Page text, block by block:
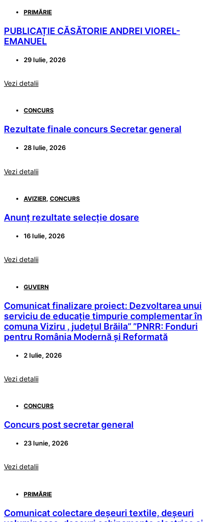
PRIMĂRIE
PUBLICAȚIE CĂSĂTORIE ANDREI VIOREL-
EMANUEL
29 Iulie, 2026
Vezi detalii
CONCURS
Rezultate finale concurs Secretar general
28 Iulie, 2026
Vezi detalii
AVIZIER, CONCURS
Anunț rezultate selecție dosare
16 Iulie, 2026
Vezi detalii
GUVERN
Comunicat finalizare proiect: Dezvoltarea unui
serviciu de educație timpurie complementar în
comuna Viziru , județul Brăila” ”PNRR: Fonduri
pentru România Modernă și Reformată
2 Iulie, 2026
Vezi detalii
CONCURS
Concurs post secretar general
23 Iunie, 2026
Vezi detalii
PRIMĂRIE
Comunicat colectare deșeuri textile, deșeuri